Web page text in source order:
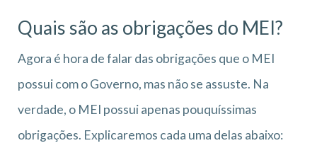
Quais são as obrigações do MEI?
Agora é hora de falar das obrigações que o MEI
possui com o Governo, mas não se assuste. Na
verdade, o MEI possui apenas pouquíssimas
obrigações. Explicaremos cada uma delas abaixo: